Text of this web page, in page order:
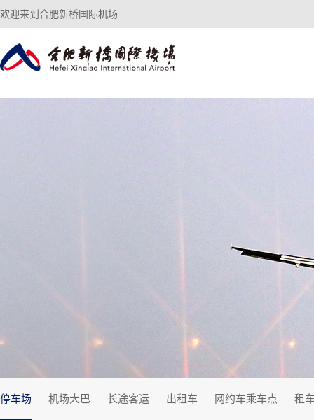
欢迎来到合肥新桥国际机场
停车场 机场大巴 长途客运 出租车 网约车乘车点 租